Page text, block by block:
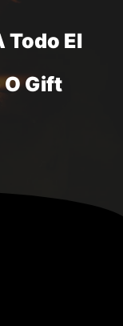
Todo El
O Gift